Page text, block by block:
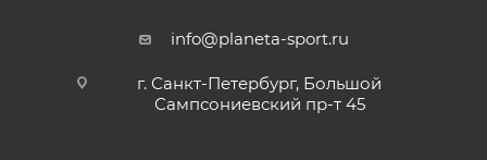
info@planeta-sport.ru
г. Санкт-Петербург, Большой
Сампсониевский пр-т 45